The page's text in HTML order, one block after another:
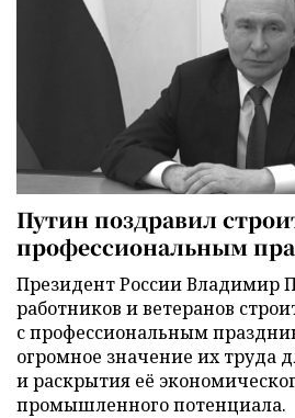
Путин поздравил
профессиональным
Президент России Владимир
работников и ветеранов
с профессиональным
огромное значение их труда
и раскрытия её
промышленного потенциала.